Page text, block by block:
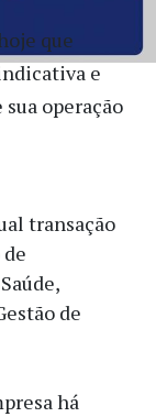
que
e
operação
transação
de
há